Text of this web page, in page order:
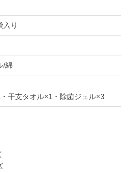
入り
/綿
干支タオル×1・除菌ジェル×3